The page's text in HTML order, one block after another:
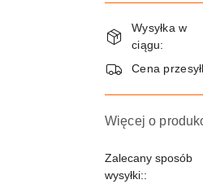
i
dostawa
Wysyłka w
ciągu:
Cena
Więcej o
Zalecany sposób
wysyłki::